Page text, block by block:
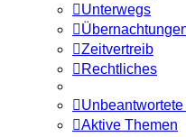
Unterwegs
Zeitvertreib
Rechtliches
Aktive Themen